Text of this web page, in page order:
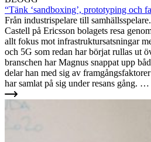
“Tänk ‘sandboxing’, prototyping och
Från industrispelare till
Castell på Ericsson bolagets resa
allt fokus mot infrastruktursatsningar
och 5G som redan har börjat rullas ut
branschen har Magnus snappat upp
delar han med sig av
har samlat på sig under resans gång. …